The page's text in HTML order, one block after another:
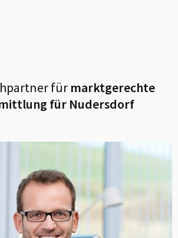
fürmarktgerechte
für Nudersdorf